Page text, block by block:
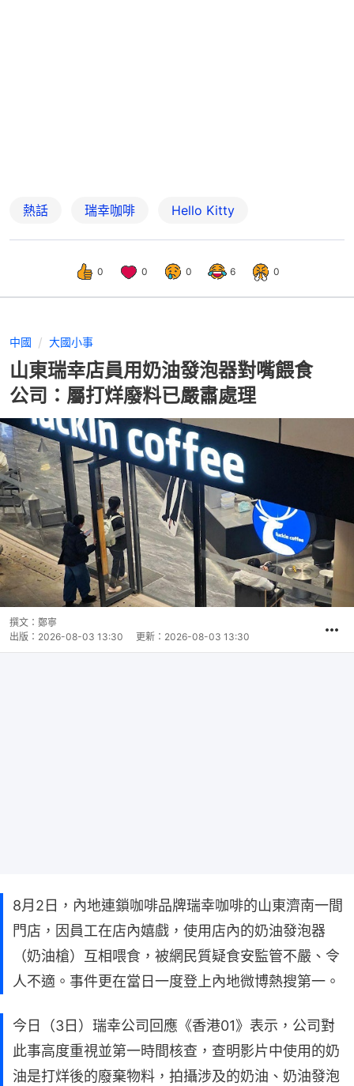
熱話 瑞幸咖啡 Hello Kitty
0 0 0 6 0
中國 大國小事
山東瑞幸店員用奶油發泡器對嘴餵食
公司：屬打烊廢料已嚴肅處理
撰文： 鄭寧
出版： 2026-08-03 13:30 更新： 2026-08-03 13:30
8月2日，內地連鎖咖啡品牌瑞幸咖啡的山東濟南一間
門店，因員工在店內嬉戲，使用店內的奶油發泡器
（奶油槍）互相喂食，被網民質疑食安監管不嚴、令
人不適。事件更在當日一度登上內地微博熱搜第一。
今日（3日）瑞幸公司回應《香港01》表示，公司對
此事高度重視並第一時間核查，查明影片中使用的奶
油是打烊後的廢棄物料，拍攝涉及的奶油、奶油發泡